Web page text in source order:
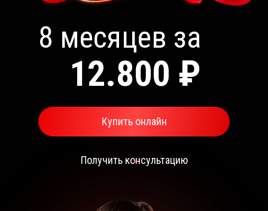
Купить онлайн
Получить консультацию
8 месяцев за
12.800 ₽